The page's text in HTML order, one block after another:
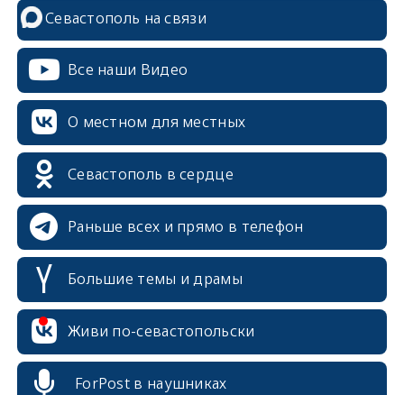
Севастополь на связи
Все наши Видео
О местном для местных
Севастополь в сердце
Раньше всех и прямо в телефон
Большие темы и драмы
Живи по-севастопольски
ForPost в наушниках
erid: 2SDnjcrDNw6